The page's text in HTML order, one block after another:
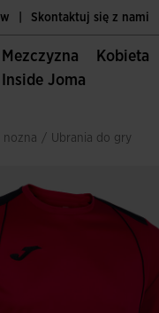
Skontaktuj się z nami
Mezczyzna Kobieta
Inside Joma
nozna / ubrania do gry